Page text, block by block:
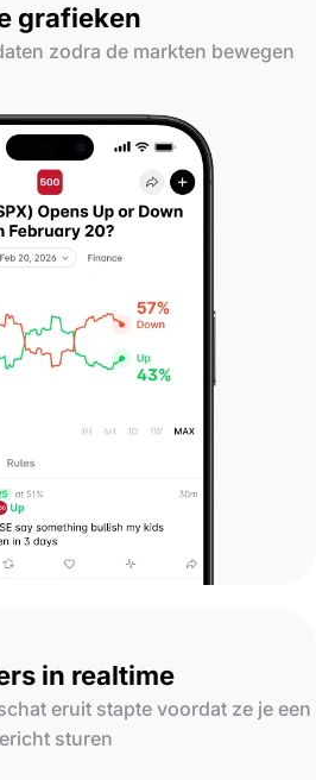
grafieken
zodra de markten bewegen
in realtime
eruit stapte voordat ze je een
sturen